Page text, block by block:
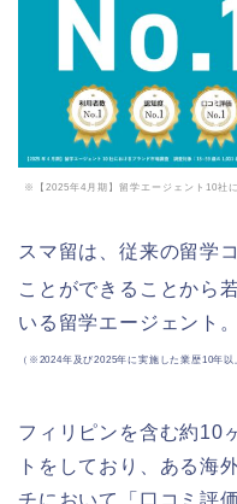
※【2025年4月期】留学エージェント10社
スマ留は、従来の留学
ことができることから
いる留学エージェント。
（※2024年及び2025年に実施した業歴10年
フィリピンを含む約10
トをしており、ある海
チにおいて「口コミ評